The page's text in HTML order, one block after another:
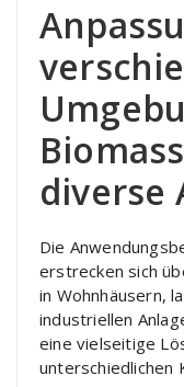
diverse
Die
erstrecken sich
in Wohnhäusern,
industriellen
eine vielseitige
unterschiedlichen